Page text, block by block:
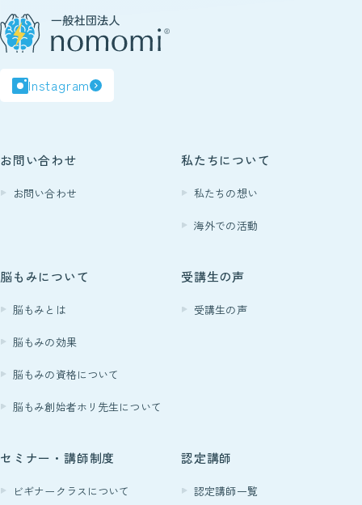
Instagram
私たちについて
私たちの想い
海外での活動
脳もみについて
脳もみとは
脳もみの効果
脳もみの資格について
脳もみ創始者ホリ先生について
受講生の声
受講生の声
認定講師
認定講師一覧
セミナー・講師制度
ビギナークラスについて
お問い合わせ
お問い合わせ